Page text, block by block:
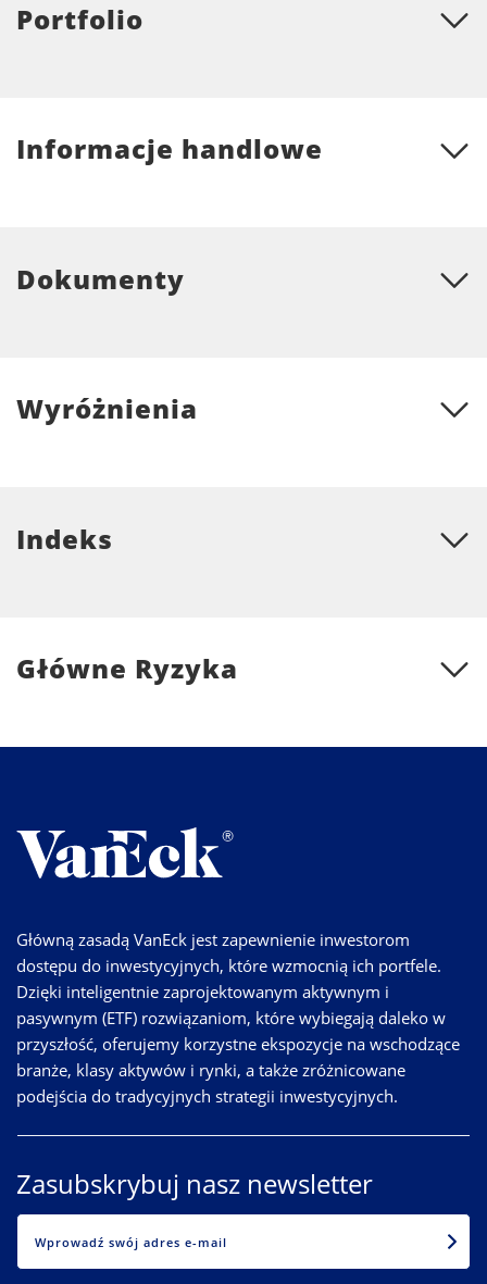
Portfolio
Informacje handlowe
Dokumenty
Wyróżnienia
Indeks
Główne Ryzyka
Główną zasadą VanEck jest zapewnienie inwestorom
dostępu do inwestycyjnych, które wzmocnią ich portfele.
Dzięki inteligentnie zaprojektowanym aktywnym i
pasywnym (ETF) rozwiązaniom, które wybiegają daleko w
przyszłość, oferujemy korzystne ekspozycje na wschodzące
branże, klasy aktywów i rynki, a także zróżnicowane
podejścia do tradycyjnych strategii inwestycyjnych.
Zasubskrybuj nasz newsletter